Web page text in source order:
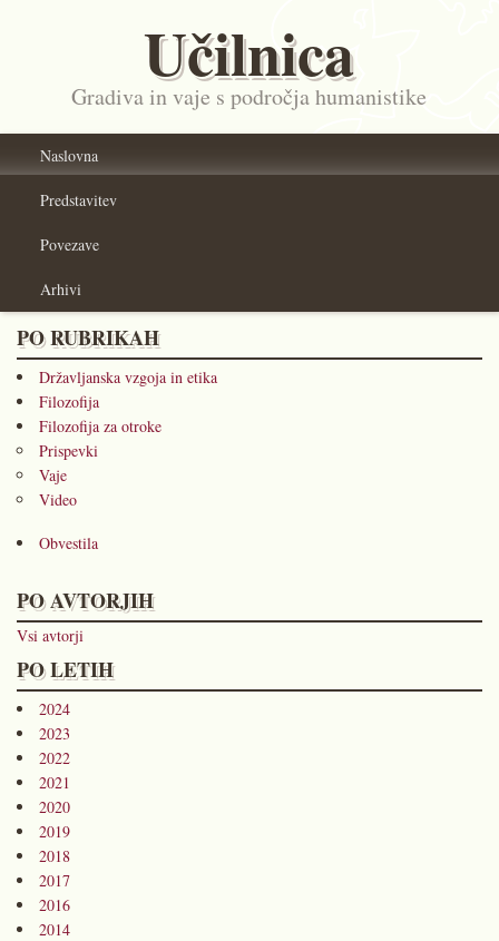
Učilnica
Gradiva in vaje s področja humanistike
Naslovna
Predstavitev
Povezave
Arhivi
PO RUBRIKAH
Državljanska vzgoja in etika
Filozofija
Filozofija za otroke
Prispevki
Vaje
Video
Obvestila
PO AVTORJIH
Vsi avtorji
PO LETIH
2024
2023
2022
2021
2020
2019
2018
2017
2016
2014